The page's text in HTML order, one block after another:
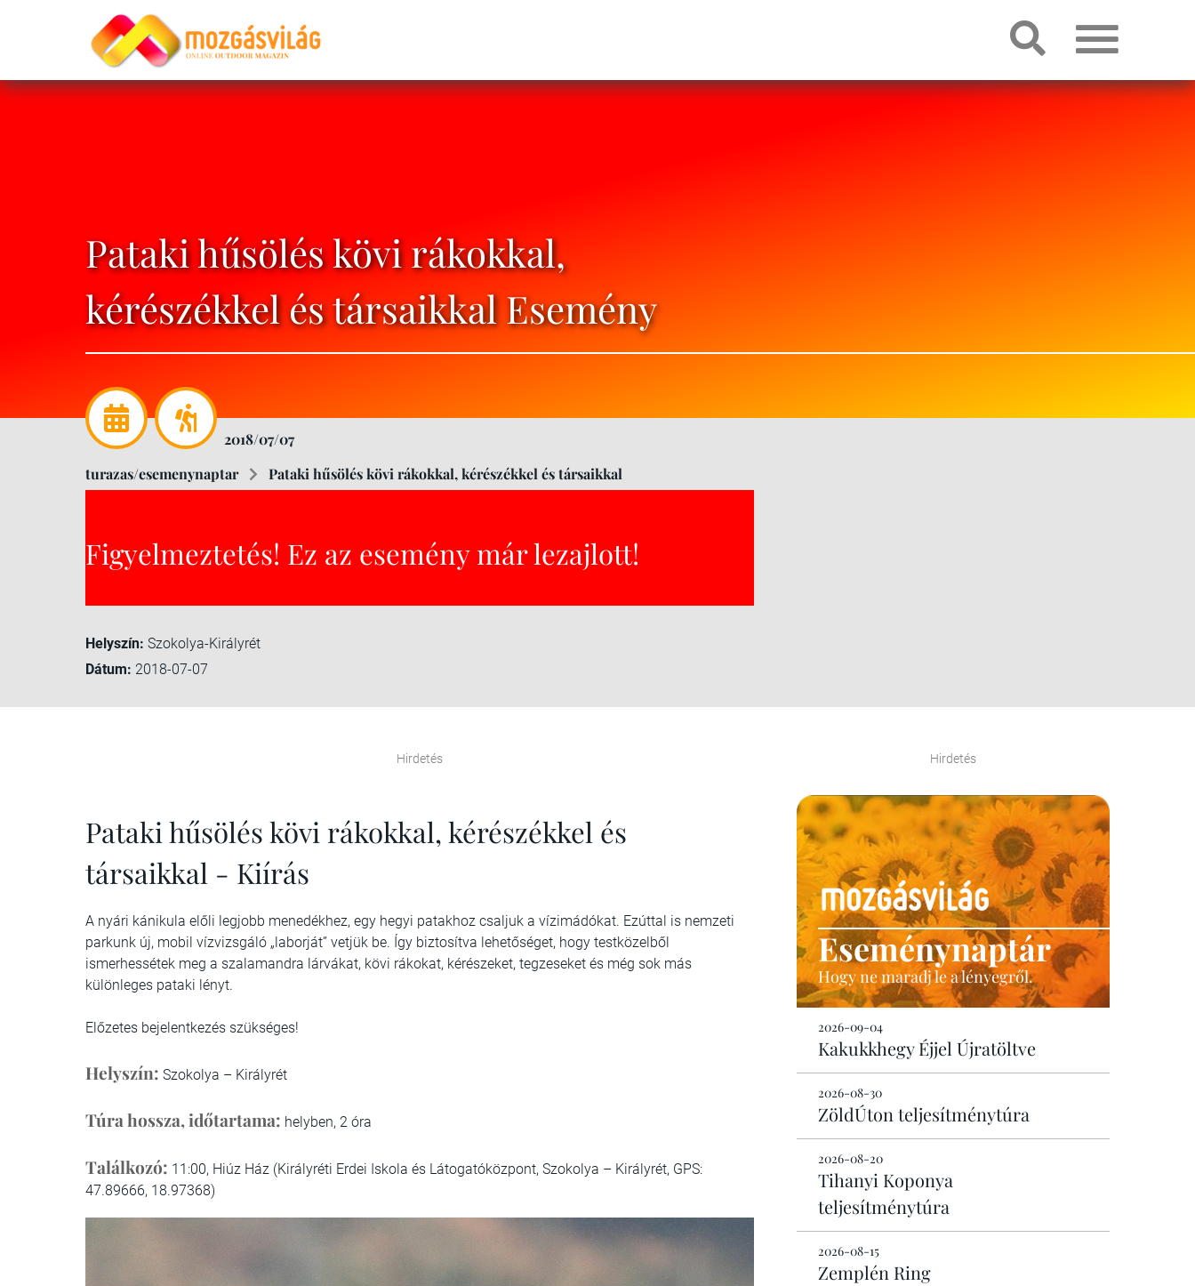
Pataki hűsölés kövi rákokkal,
kérészékkel és társaikkal Esemény
2018/07/07
turazas/esemenynaptar
Pataki hűsölés kövi rákokkal, kérészékkel és társaikkal
Figyelmeztetés! Ez az esemény már lezajlott!
Helyszín: Szokolya-Királyrét
Dátum: 2018-07-07
Hirdetés
Pataki hűsölés kövi rákokkal, kérészékkel és
társaikkal - Kiírás
A nyári kánikula előli legjobb menedékhez, egy hegyi patakhoz csaljuk a vízimádókat. Ezúttal is nemzeti
parkunk új, mobil vízvizsgáló „laborját” vetjük be. Így biztosítva lehetőséget, hogy testközelből
ismerhessétek meg a szalamandra lárvákat, kövi rákokat, kérészeket, tegzeseket és még sok más
különleges pataki lényt.
Előzetes bejelentkezés szükséges!
Helyszín: Szokolya – Királyrét
Túra hossza, időtartama: helyben, 2 óra
Találkozó: 11:00, Hiúz Ház (Királyréti Erdei Iskola és Látogatóközpont, Szokolya – Királyrét, GPS:
47.89666, 18.97368)
Hirdetés
Eseménynaptár
Hogy ne maradj le a lényegről.
2026-09-04
Kakukkhegy Éjjel Újratöltve
2026-08-30
ZöldÚton teljesítménytúra
2026-08-20
Tihanyi Koponya
teljesítménytúra
2026-08-15
Zemplén Ring